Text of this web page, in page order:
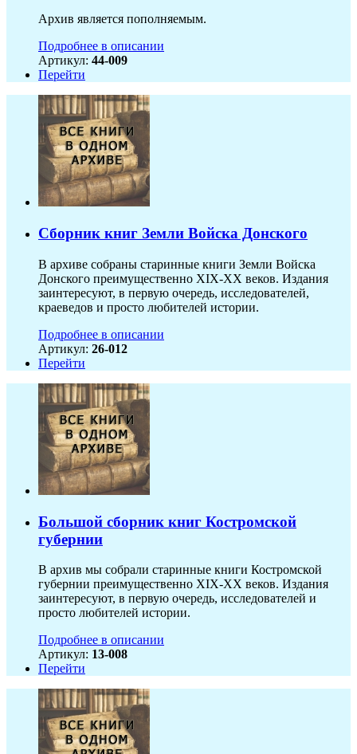
Архив является пополняемым.
Подробнее в описании
Артикул: 44-009
Перейти
Сборник книг Земли Войска Донского
В архиве собраны старинные книги Земли Войска
Донского преимущественно XIX-ХХ веков. Издания
заинтересуют, в первую очередь, исследователей,
краеведов и просто любителей истории.
Подробнее в описании
Артикул: 26-012
Перейти
Большой сборник книг Костромской
губернии
В архив мы собрали старинные книги Костромской
губернии преимущественно XIX-ХХ веков. Издания
заинтересуют, в первую очередь, исследователей и
просто любителей истории.
Подробнее в описании
Артикул: 13-008
Перейти